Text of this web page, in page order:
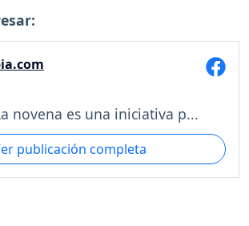
novena es una iniciativa p...
publicación completa